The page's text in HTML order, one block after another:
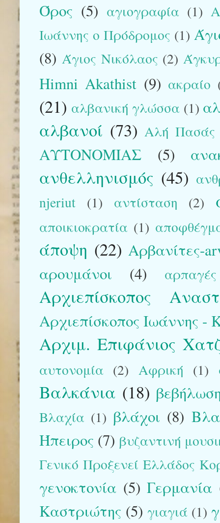
Όρος (5) αγιογραφία (1)
Ιωάννης ο Πρόδρομος (1)
(8) Άγιος Νικόλαος (2)
Himni Akathist (9) ακραίο
(21) αλβανική γλώσσα (1)
αλβανοί (73) Αλή Πασάς
ΑΥΤΟΝΟΜΙΑΣ (5)
ανθελληνισμός (45)
njeriut
(1) αντίσταση (2)
αποικιοκρατία (1)
άποψη (22) Αρβανίτες-
αρουμάνοι
(4) αρπαγές
Αρχιεπίσκοπος
Αρχιεπίσκοπος Ιωάννης -
Αρχιμ. Επιφάνιος
αυτονομία (2) Αφρική (1)
Βαλκάνια (18)
Βλαχία (1) βλάχοι (8)
Ήπειρος (7) βυζαντινή
Γενικό Προξενεί Ελλάδος
γενοκτονία (5) Γερμανία
Καστριώτης (5) γιαγιά (1)